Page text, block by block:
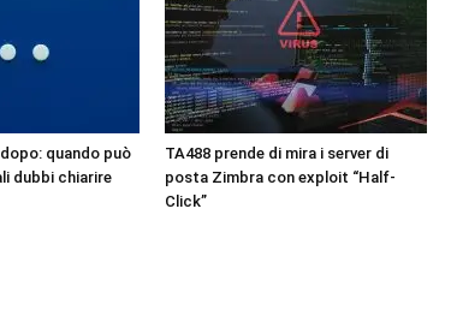
quando può
dubbi chiarire
TA488 prende di mira i server di
posta Zimbra con exploit “Half-
Click”